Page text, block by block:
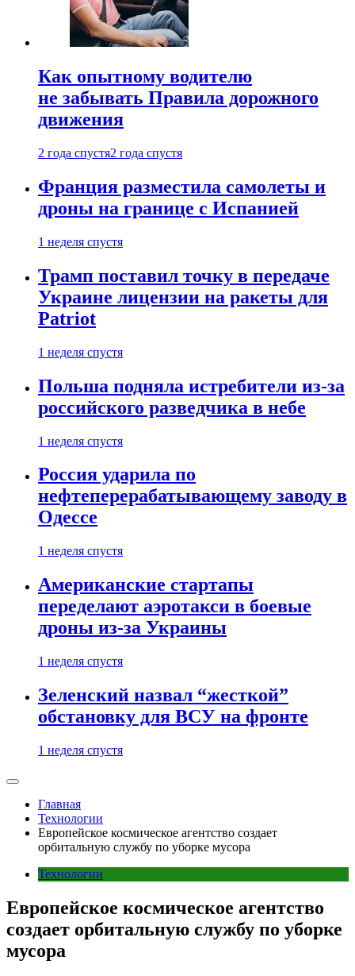
Как опытному водителю
не забывать Правила дорожного
движения
2 года спустя2 года спустя
Франция разместила самолеты и
дроны на границе с Испанией
1 неделя спустя
Трамп поставил точку в передаче
Украине лицензии на ракеты для
Patriot
1 неделя спустя
Польша подняла истребители из-за
российского разведчика в небе
1 неделя спустя
Россия ударила по
нефтеперерабатывающему заводу в
Одессе
1 неделя спустя
Американские стартапы
переделают аэротакси в боевые
дроны из-за Украины
1 неделя спустя
Зеленский назвал “жесткой”
обстановку для ВСУ на фронте
1 неделя спустя
Главная
Технологии
Европейское космическое агентство создает
орбитальную службу по уборке мусора
Технологии
Европейское космическое агентство
создает орбитальную службу по уборке
мусора